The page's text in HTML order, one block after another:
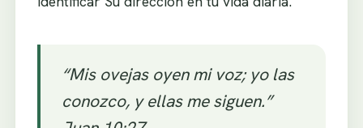
“Mis ovejas oyen mi voz; yo las
conozco, y ellas me siguen.”